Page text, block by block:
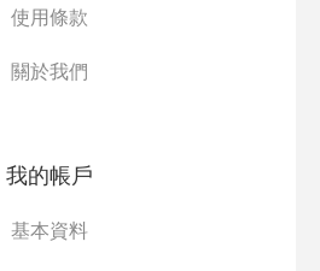
使用條款
關於我們
我的帳戶
基本資料